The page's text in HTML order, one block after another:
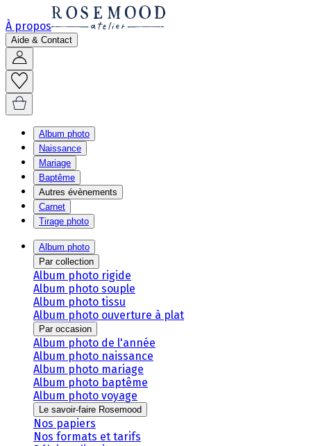
À propos
Aide & Contact
Album photo
Naissance
Mariage
Baptême
Autres évènements
Carnet
Tirage photo
Album photo
Par collection
Album photo rigide
Album photo souple
Album photo tissu
Album photo ouverture à plat
Par occasion
Album photo de l'année
Album photo naissance
Album photo mariage
Album photo baptême
Album photo voyage
Le savoir-faire Rosemood
Nos papiers
Nos formats et tarifs